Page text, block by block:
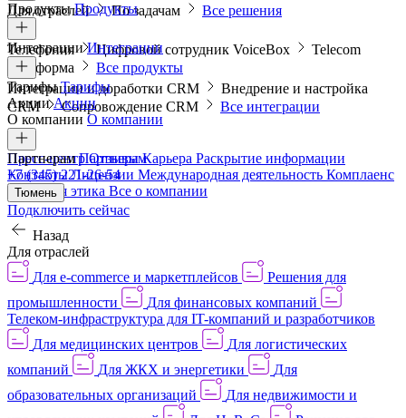
Для отраслей По задачам Все решения
ПродуктыПродукты
Телефония Цифровой сотрудник VoiceBox
Telecom
платформа
Все продукты
ИнтеграцииИнтеграции
Интеграции и доработки CRM
Внедрение и настройка
CRM
Сопровождение CRM Все интеграции
ТарифыТарифы
АкцииАкции
О компании О компании
Пресс-центрОтзывыКарьера Раскрытие информации
КонтактыЛицензии Международная деятельность Комплаенс
и деловая этика Все о компании
ПартнерамПартнерам
+7 (345) 221-26-54
Тюмень
Подключить сейчас
Назад
Для отраслей
Для e-commerce и маркетплейсов
Решения для
промышленности
Для финансовых компаний
Телеком-инфраструктура для IT-компаний и разработчиков
Для медицинских центров
Для логистических
компаний
Для ЖКХ и энергетики
Для
образовательных организаций
Для недвижимости и